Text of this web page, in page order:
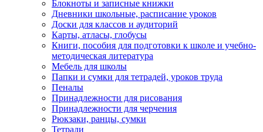
Блокноты и записные книжки
Дневники школьные, расписание уроков
Доски для классов и аудиторий
Карты, атласы, глобусы
Книги, пособия для подготовки к школе и учебно-
методическая литература
Мебель для школы
Папки и сумки для тетрадей, уроков труда
Пеналы
Принадлежности для рисования
Принадлежности для черчения
Рюкзаки, ранцы, сумки
Тетради